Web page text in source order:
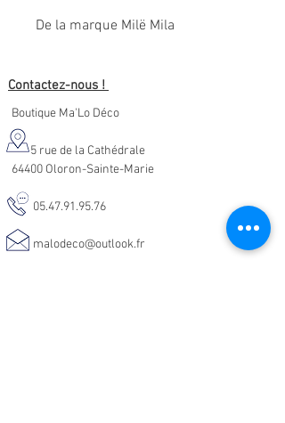
De la marque Milë Mila
Contactez-nous !
Boutique Ma'Lo Déco
5 rue de la Cathédrale
64400 Oloron-Sainte-Marie
05.47.91.95.76
malodeco@outlook.fr